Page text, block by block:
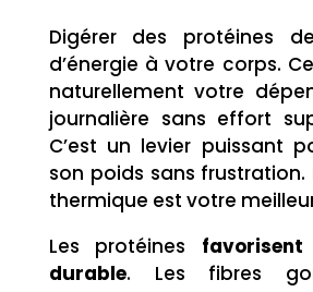
Digérer des protéines
d’énergie à votre corps.
naturellement votre
journalière sans effort
C’est un levier puissant
son poids sans frustration.
thermique est votre
Les protéines
durable. Les fibres